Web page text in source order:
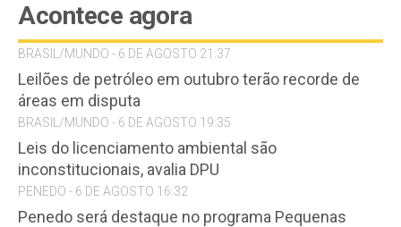
Acontece agora
BRASIL/MUNDO - 6 DE AGOSTO 21:37
Leilões de petróleo em outubro terão recorde de
áreas em disputa
BRASIL/MUNDO - 6 DE AGOSTO 19:35
Leis do licenciamento ambiental são
inconstitucionais, avalia DPU
PENEDO - 6 DE AGOSTO 16:32
Penedo será destaque no programa Pequenas